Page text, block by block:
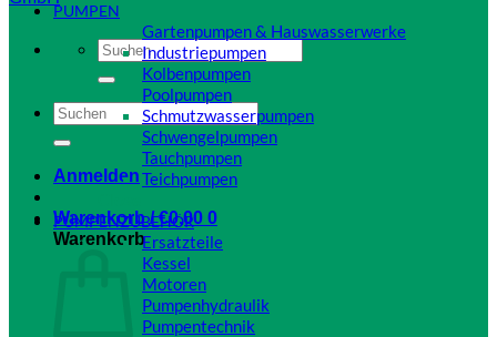
Suchen
nach:
Suchen
nach:
Anmelden
Warenkorb /€0,00 0
Warenkorb
PUMPEN
Gartenpumpen & Hauswasserwerke
Industriepumpen
Kolbenpumpen
Poolpumpen
Schmutzwasserpumpen
Schwengelpumpen
Tauchpumpen
Teichpumpen
PUMPENZUBEHÖR
Ersatzteile
Kessel
Motoren
Pumpenhydraulik
Pumpentechnik